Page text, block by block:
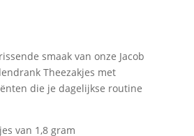
smaak van onze Jacob
Theezakjes met
die je dagelijkse routine
van 1,8 gram